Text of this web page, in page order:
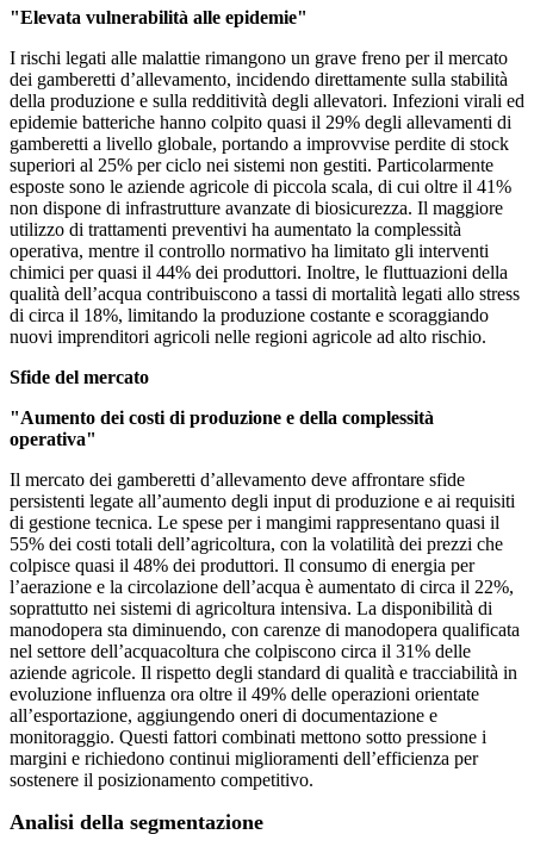
"Elevata vulnerabilità alle epidemie"
I rischi legati alle malattie rimangono un grave freno per il mercato
dei gamberetti d’allevamento, incidendo direttamente sulla stabilità
della produzione e sulla redditività degli allevatori. Infezioni virali ed
epidemie batteriche hanno colpito quasi il 29% degli allevamenti di
gamberetti a livello globale, portando a improvvise perdite di stock
superiori al 25% per ciclo nei sistemi non gestiti. Particolarmente
esposte sono le aziende agricole di piccola scala, di cui oltre il 41%
non dispone di infrastrutture avanzate di biosicurezza. Il maggiore
utilizzo di trattamenti preventivi ha aumentato la complessità
operativa, mentre il controllo normativo ha limitato gli interventi
chimici per quasi il 44% dei produttori. Inoltre, le fluttuazioni della
qualità dell’acqua contribuiscono a tassi di mortalità legati allo stress
di circa il 18%, limitando la produzione costante e scoraggiando
nuovi imprenditori agricoli nelle regioni agricole ad alto rischio.
Sfide del mercato
"Aumento dei costi di produzione e della complessità
operativa"
Il mercato dei gamberetti d’allevamento deve affrontare sfide
persistenti legate all’aumento degli input di produzione e ai requisiti
di gestione tecnica. Le spese per i mangimi rappresentano quasi il
55% dei costi totali dell’agricoltura, con la volatilità dei prezzi che
colpisce quasi il 48% dei produttori. Il consumo di energia per
l’aerazione e la circolazione dell’acqua è aumentato di circa il 22%,
soprattutto nei sistemi di agricoltura intensiva. La disponibilità di
manodopera sta diminuendo, con carenze di manodopera qualificata
nel settore dell’acquacoltura che colpiscono circa il 31% delle
aziende agricole. Il rispetto degli standard di qualità e tracciabilità in
evoluzione influenza ora oltre il 49% delle operazioni orientate
all’esportazione, aggiungendo oneri di documentazione e
monitoraggio. Questi fattori combinati mettono sotto pressione i
margini e richiedono continui miglioramenti dell’efficienza per
sostenere il posizionamento competitivo.
Analisi della segmentazione